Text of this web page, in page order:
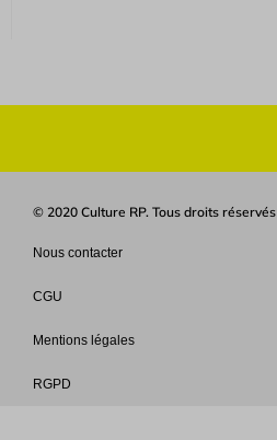
© 2020 Culture RP. Tous droits réservés
Nous contacter
CGU
Mentions légales
RGPD